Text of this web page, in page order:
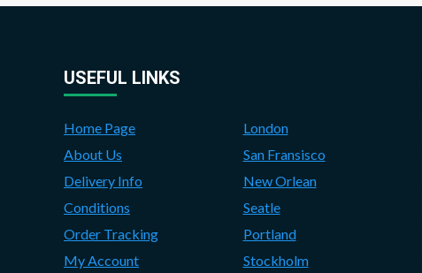
USEFUL LINKS
Home Page
About Us
Delivery Info
Conditions
Order Tracking
My Account
London
San Fransisco
New Orlean
Seatle
Portland
Stockholm